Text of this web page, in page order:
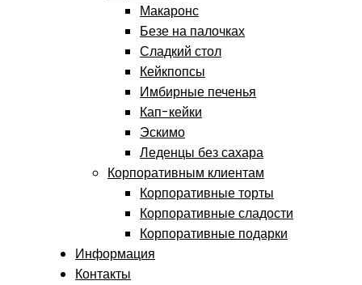
Макаронс
Безе на палочках
Сладкий стол
Кейкпопсы
Имбирные печенья
Кап-кейки
Эскимо
Леденцы без сахара
Корпоративным клиентам
Корпоративные торты
Корпоративные сладости
Корпоративные подарки
Информация
Контакты